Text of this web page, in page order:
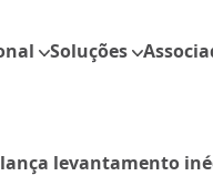
Soluções
levantamento